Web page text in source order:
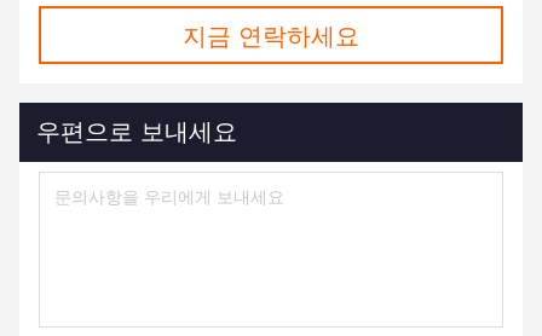
지금 연락하세요
우편으로 보내세요